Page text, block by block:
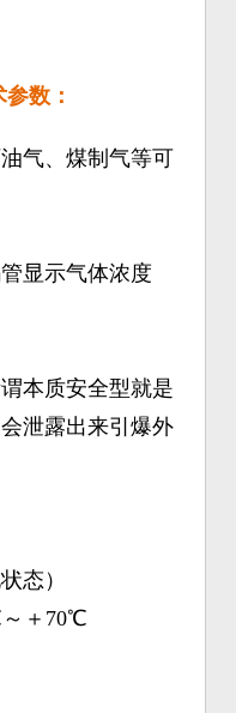
数：
气、煤制气等可
显示气体浓度
本质安全型就是
泄露出来引爆外
态）
＋70℃